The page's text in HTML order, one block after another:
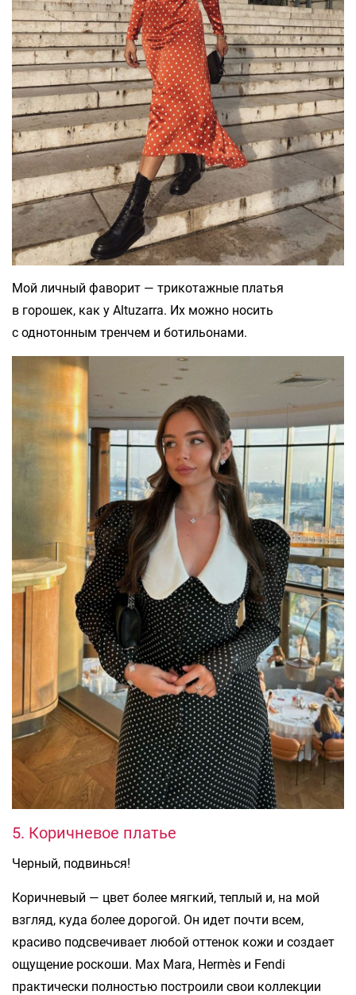
Мой личный фаворит — трикотажные платья
в горошек, как у Altuzarra. Их можно носить
с однотонным тренчем и ботильонами.
5. Коричневое платье
Черный, подвинься!
Коричневый — цвет более мягкий, теплый и, на мой
взгляд, куда более дорогой. Он идет почти всем,
красиво подсвечивает любой оттенок кожи и создает
ощущение роскоши. Max Mara, Hermès и Fendi
практически полностью построили свои коллекции